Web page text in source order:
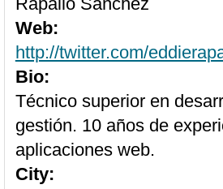
Web:
http://twitter.com/
Bio:
Técnico superior en
gestión. 10 años de
aplicaciones web.
City: